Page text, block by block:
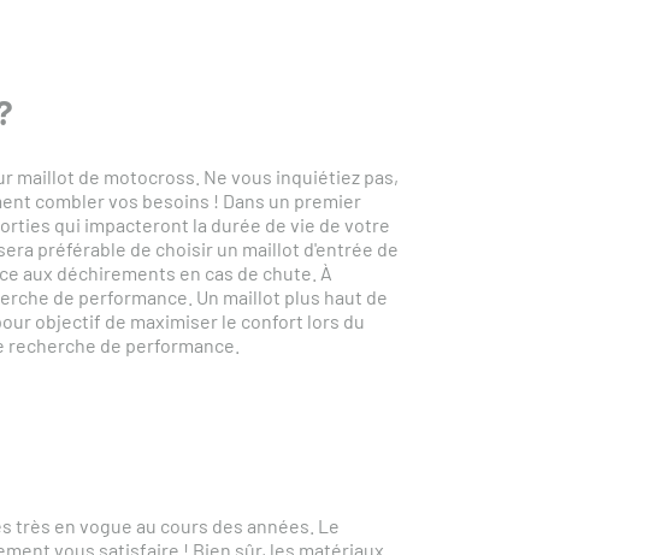
maillot de motocross. Ne vous inquiétiez pas,
combler vos besoins ! Dans un premier
qui impacteront la durée de vie de votre
préférable de choisir un maillot d'entrée de
aux déchirements en cas de chute. À
de performance. Un maillot plus haut de
objectif de maximiser le confort lors du
de performance.
très en vogue au cours des années. Le
vous satisfaire ! Bien sûr, les matériaux